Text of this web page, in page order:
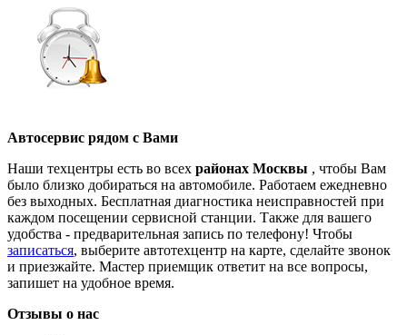
Автосервис рядом с Вами
Наши техцентры есть во всех районах Москвы , чтобы Вам
было близко добираться на автомобиле. Работаем ежедневно
без выходных. Бесплатная диагностика неисправностей при
каждом посещении сервисной станции. Также для вашего
удобства - предварительная запись по телефону! Чтобы
записаться, выберите автотехцентр на карте, сделайте звонок
и приезжайте. Мастер приемщик ответит на все вопросы,
запишет на удобное время.
Отзывы о нас